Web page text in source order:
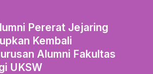
Pererat Jejaring
Kembali
Alumni Fakultas
UKSW